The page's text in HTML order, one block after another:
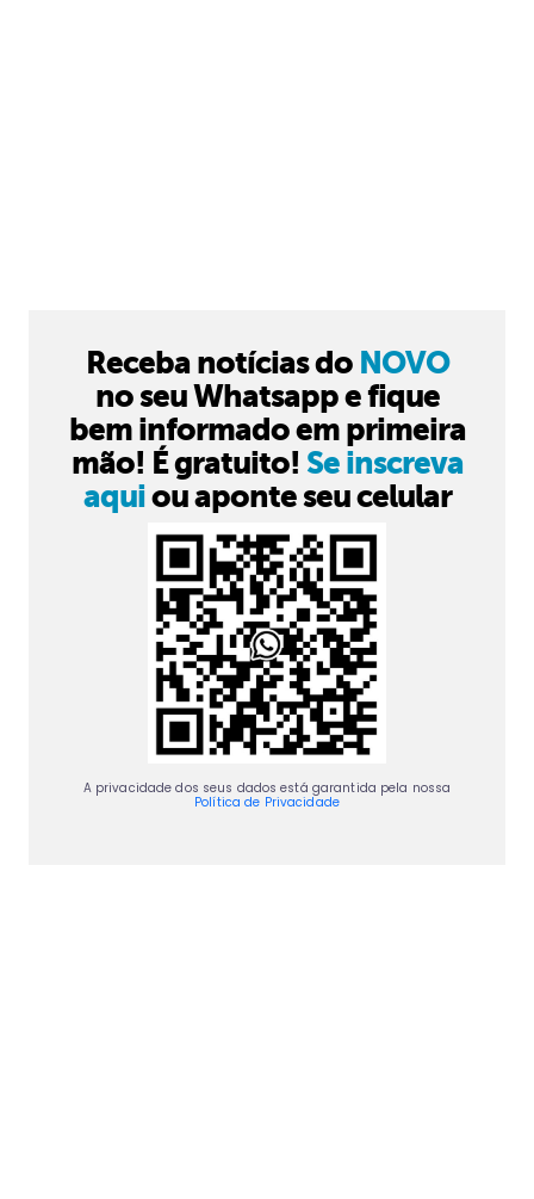
Receba notícias do NOVO
no seu Whatsapp e fique
bem informado em primeira
mão! É gratuito! Se inscreva
aquiou aponte seu celular
A privacidade dos seus dados está garantida pela nossa
Política de Privacidade